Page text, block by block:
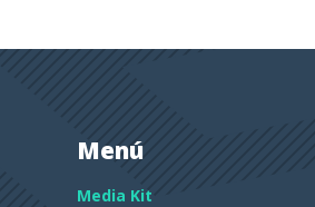
Menú
Media Kit